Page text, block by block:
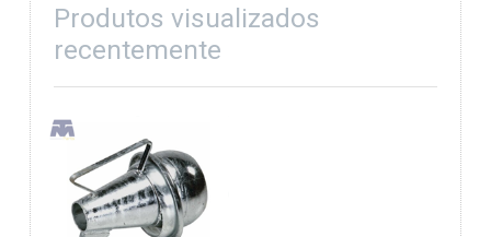
Produtos visualizados
recentemente